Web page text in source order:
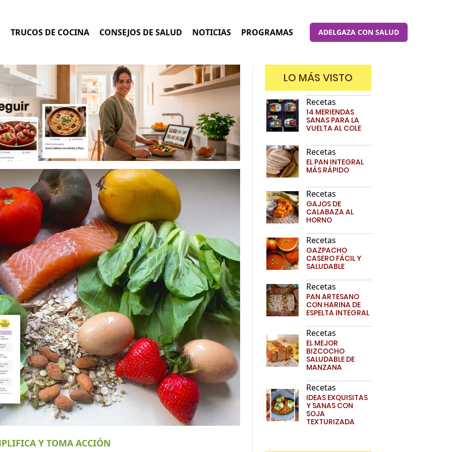
TRUCOS DE COCINA CONSEJOS DE SALUD NOTICIAS PROGRAMAS ADELGAZA CON SALUD
Y TOMA ACCIÓN
LO MÁS VISTO
Recetas
14 MERIENDAS
SANAS PARA LA
VUELTA AL COLE
Recetas
EL PAN INTEGRAL
MÁS RÁPIDO
Recetas
GAJOS DE
CALABAZA AL
HORNO
Recetas
GAZPACHO
CASERO FÁCIL Y
SALUDABLE
Recetas
PAN ARTESANO
CON HARINA DE
ESPELTA INTEGRAL
Recetas
EL MEJOR
BIZCOCHO
SALUDABLE DE
MANZANA
Recetas
IDEAS EXQUISITAS
Y SANAS CON
SOJA
TEXTURIZADA